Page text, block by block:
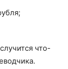
что-